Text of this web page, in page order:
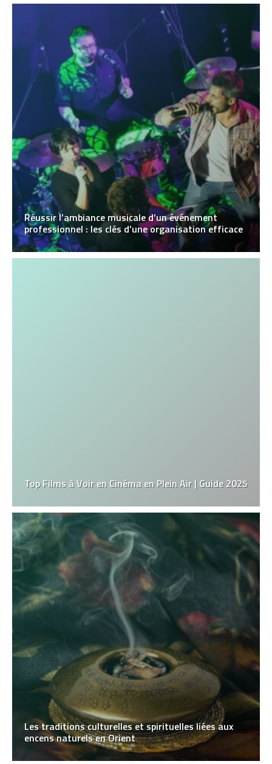
Réussir l’ambiance musicale d’un événement
professionnel : les clés d’une organisation efficace
Top Films à Voir en Cinéma en Plein Air | Guide 2025
Les traditions culturelles et spirituelles liées aux
encens naturels en Orient